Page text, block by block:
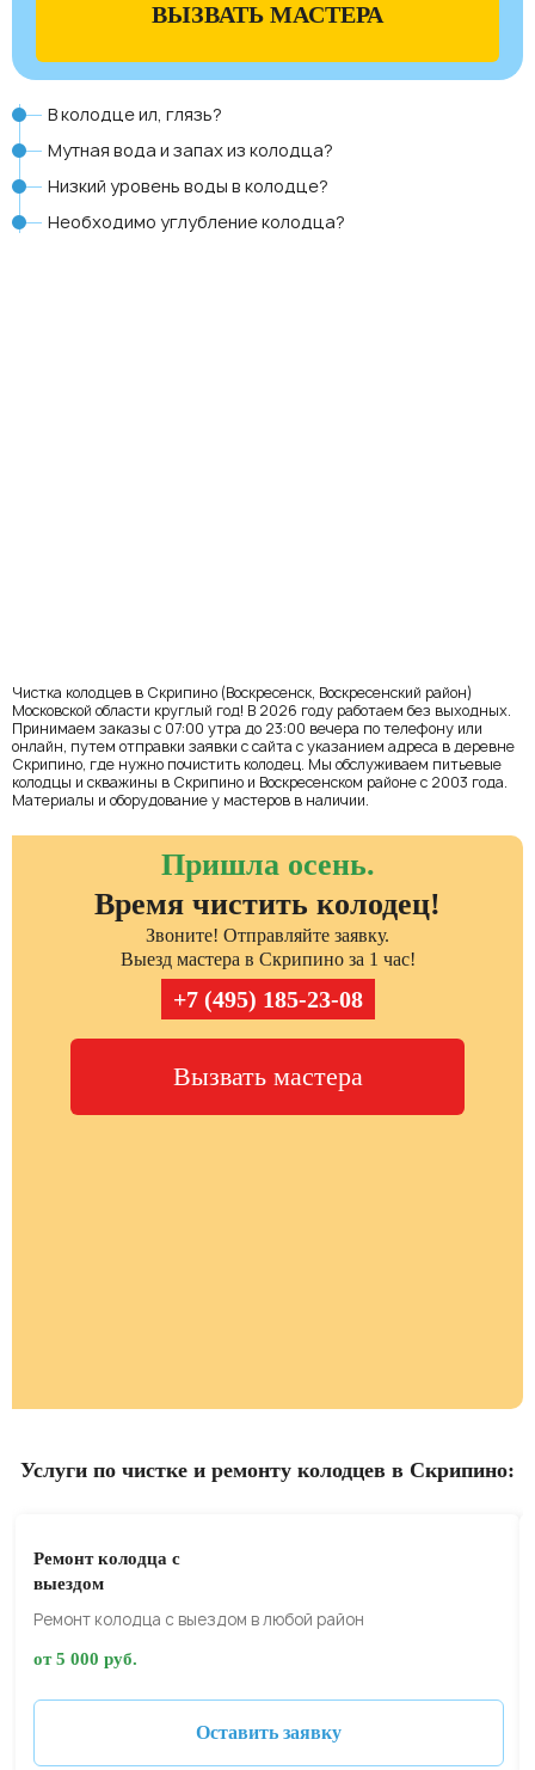
ВЫЗВАТЬ МАСТЕРА
В колодце ил, глязь?
Мутная вода и запах из колодца?
Низкий уровень воды в колодце?
Необходимо углубление колодца?
Чистка колодцев в Скрипино (Воскресенск, Воскресенский район)
Московской области круглый год! В 2026 году работаем без выходных.
Принимаем заказы с 07:00 утра до 23:00 вечера по телефону или
онлайн, путем отправки заявки с сайта с указанием адреса в деревне
Скрипино, где нужно почистить колодец. Мы обслуживаем питьевые
колодцы и скважины в Скрипино и Воскресенском районе с 2003 года.
Материалы и оборудование у мастеров в наличии.
Пришла осень.
Время чистить колодец!
Звоните! Отправляйте заявку.
Выезд мастера в Скрипино за 1 час!
+7 (495) 185-23-08
Вызвать мастера
Услуги по чистке и ремонту колодцев в Скрипино:
Ремонт колодца с
выездом
Ремонт колодца с выездом в любой район
от 5 000 руб.
Оставить заявку